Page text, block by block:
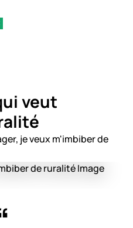
veut
je veux m'imbiber de